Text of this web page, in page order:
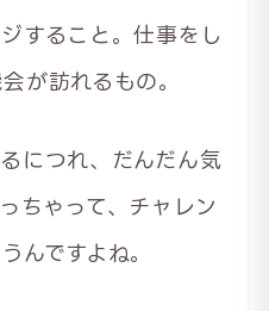
すること。仕事をし
が訪れるもの。
につれ、だんだん気
ちゃって、チャレン
んですよね。